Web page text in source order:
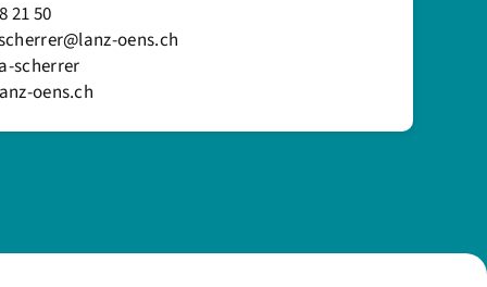
21 50
oens.ch
scherrer
oens.ch